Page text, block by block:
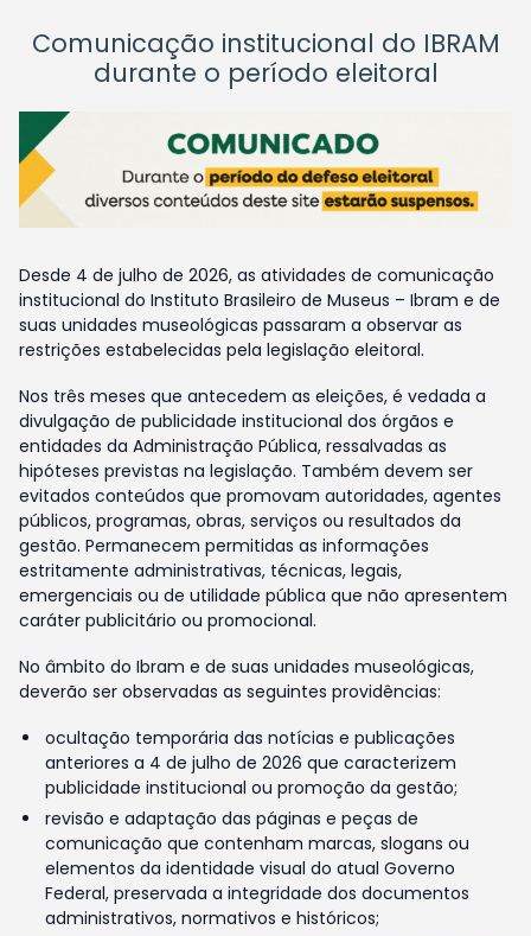
Comunicação institucional do IBRAM
durante o período eleitoral
Desde 4 de julho de 2026, as atividades de comunicação
institucional do Instituto Brasileiro de Museus – Ibram e de
suas unidades museológicas passaram a observar as
restrições estabelecidas pela legislação eleitoral.
Nos três meses que antecedem as eleições, é vedada a
divulgação de publicidade institucional dos órgãos e
entidades da Administração Pública, ressalvadas as
hipóteses previstas na legislação. Também devem ser
evitados conteúdos que promovam autoridades, agentes
públicos, programas, obras, serviços ou resultados da
gestão. Permanecem permitidas as informações
estritamente administrativas, técnicas, legais,
emergenciais ou de utilidade pública que não apresentem
caráter publicitário ou promocional.
No âmbito do Ibram e de suas unidades museológicas,
deverão ser observadas as seguintes providências:
ocultação temporária das notícias e publicações
anteriores a 4 de julho de 2026 que caracterizem
publicidade institucional ou promoção da gestão;
revisão e adaptação das páginas e peças de
comunicação que contenham marcas, slogans ou
elementos da identidade visual do atual Governo
Federal, preservada a integridade dos documentos
administrativos, normativos e históricos;